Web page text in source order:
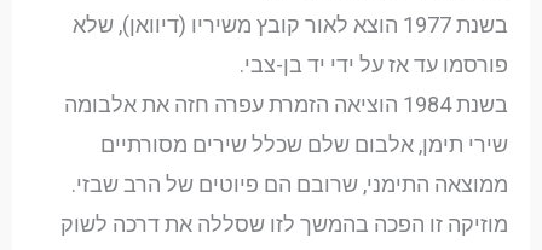
בשנת 1977 הוצא לאור קובץ משיריו (דיוואן), שלא
פורסמו עד אז על ידי יד בן-צבי.
בשנת 1984 הוציאה הזמרת עפרה חזה את אלבומה
שירי תימן, אלבום שלם שכלל שירים מסורתיים
ממוצאה התימני, שרובם הם פיוטים של הרב שבזי.
מוזיקה זו הפכה בהמשך לזו שסללה את דרכה לשוק